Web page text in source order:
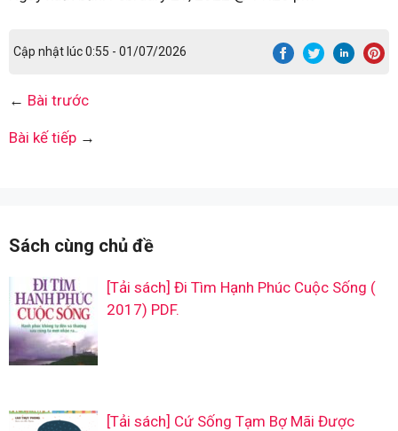
Cập nhật lúc 0:55 - 01/07/2026
← Bài trước
Bài kế tiếp →
Sách cùng chủ đề
[Tải sách] Đi Tìm Hạnh Phúc Cuộc Sống (
2017) PDF.
[Tải sách] Cứ Sống Tạm Bợ Mãi Được